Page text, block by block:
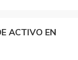
ACTIVO EN